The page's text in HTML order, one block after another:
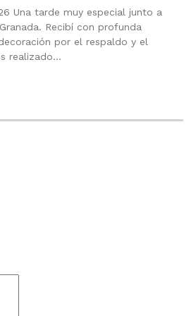
Una tarde muy especial junto a
Recibí con profunda
por el respaldo y el
realizado…